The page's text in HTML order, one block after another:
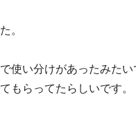
。
使い分けがあったみたい
もらってたらしいです。